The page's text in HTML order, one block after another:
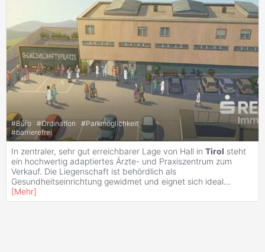
#Büro #Ordination #Parkmöglichkeit
#barrierefrei
In zentraler, sehr gut erreichbarer Lage von Hall in Tirol steht
ein hochwertig adaptiertes Ärzte- und Praxiszentrum zum
Verkauf. Die Liegenschaft ist behördlich als
Gesundheitseinrichtung gewidmet und eignet sich ideal...
[Mehr]